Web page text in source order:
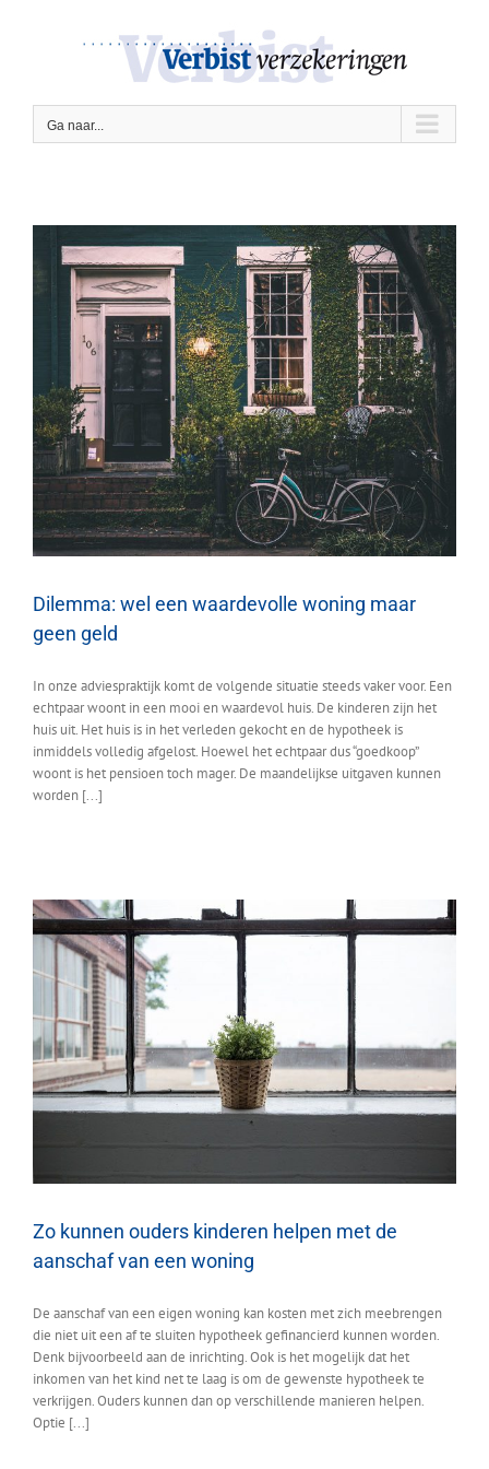
Ga naar...
Dilemma: wel een waardevolle woning maar
geen geld
In onze adviespraktijk komt de volgende situatie steeds vaker voor. Een
echtpaar woont in een mooi en waardevol huis. De kinderen zijn het
huis uit. Het huis is in het verleden gekocht en de hypotheek is
inmiddels volledig afgelost. Hoewel het echtpaar dus “goedkoop”
woont is het pensioen toch mager. De maandelijkse uitgaven kunnen
worden [...]
Zo kunnen ouders kinderen helpen met de
aanschaf van een woning
De aanschaf van een eigen woning kan kosten met zich meebrengen
die niet uit een af te sluiten hypotheek gefinancierd kunnen worden.
Denk bijvoorbeeld aan de inrichting. Ook is het mogelijk dat het
inkomen van het kind net te laag is om de gewenste hypotheek te
verkrijgen. Ouders kunnen dan op verschillende manieren helpen.
Optie [...]